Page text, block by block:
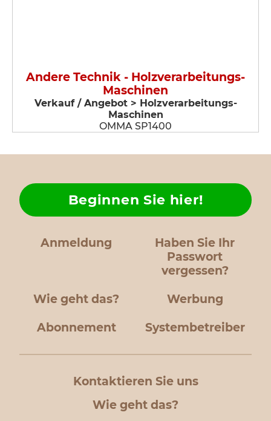
Andere Technik - Holzverarbeitungs-
Maschinen
Verkauf / Angebot > Holzverarbeitungs-
Maschinen
OMMA SP1400
Anmeldung
Haben Sie Ihr
Passwort
vergessen?
Wie geht das?
Beginnen Sie hier!
Werbung
Abonnement Systembetreiber
Kontaktieren Sie uns
Wie geht das?